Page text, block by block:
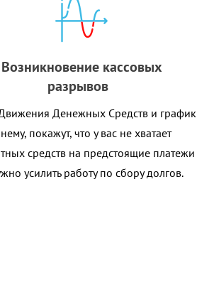
Возникновение кассовых
разрывов
Денежных Средств и график
покажут, что у вас не хватает
средств на предстоящие платежи
усилить работу по сбору долгов.